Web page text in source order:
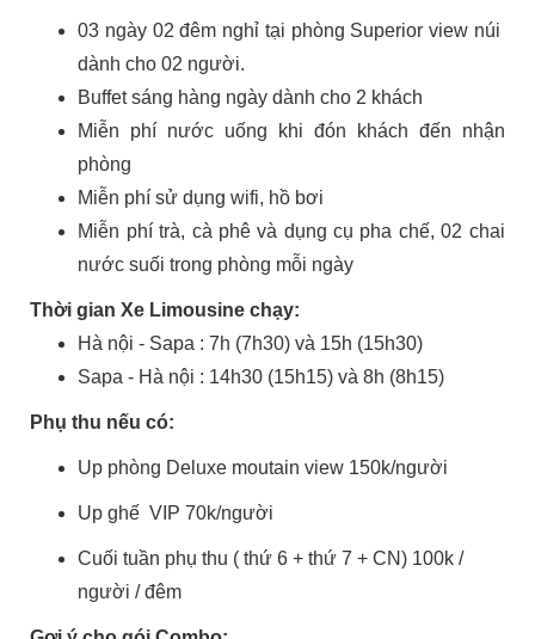
03 ngày 02 đêm nghỉ tại phòng Superior view núi
dành cho 02 người.
Buffet sáng hàng ngày dành cho 2 khách
Miễn phí nước uống khi đón khách đến nhận
phòng
Miễn phí sử dụng wifi, hồ bơi
Miễn phí trà, cà phê và dụng cụ pha chế, 02 chai
nước suối trong phòng mỗi ngày
Thời gian Xe Limousine chạy:
Hà nội - Sapa : 7h (7h30) và 15h (15h30)
Sapa - Hà nội : 14h30 (15h15) và 8h (8h15)
Phụ thu nếu có:
Up phòng Deluxe moutain view 150k/người
Up ghế VIP 70k/người
Cuối tuần phụ thu ( thứ 6 + thứ 7 + CN) 100k /
người / đêm